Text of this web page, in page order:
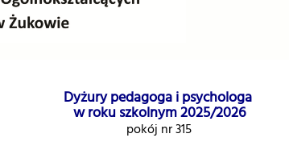
Dyżury pedagoga i psychologa
w roku szkolnym 2025/2026
pokój nr 315